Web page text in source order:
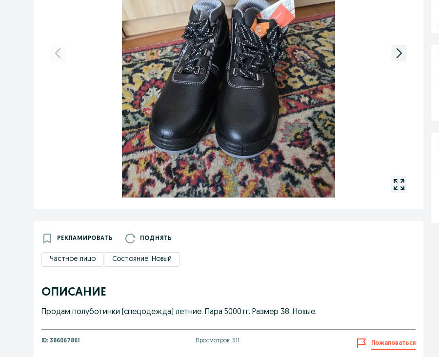
РЕКЛАМИРОВАТЬ ПОДНЯТЬ
Частное лицо Состояние: Новый
ОПИСАНИЕ
Продам полуботинки (спецодежда) летние. Пара 5000тг. Размер 38. Новые.
ID: 386067861 Просмотров: 511 Пожаловаться